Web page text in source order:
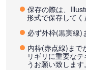
保存の際は、
形式で保存してく
必ず外枠(黒実線)
内枠(赤点線)まで
リギリに重要な
うお願い致します。